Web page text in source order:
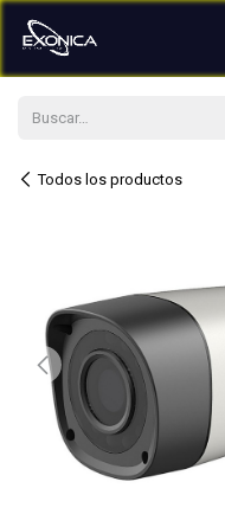
Ir al contenido
Todos los productos